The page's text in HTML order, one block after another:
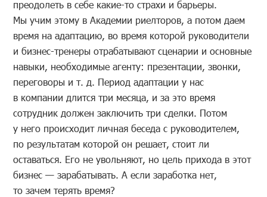
преодолеть в себе какие-то страхи и барьеры.
Мы учим этому в Академии риелторов, а потом даем
время на адаптацию, во время которой руководители
и бизнес-тренеры отрабатывают сценарии и основные
навыки, необходимые агенту: презентации, звонки,
переговоры и т. д. Период адаптации у нас
в компании длится три месяца, и за это время
сотрудник должен заключить три сделки. Потом
у него происходит личная беседа с руководителем,
по результатам которой он решает, стоит ли
оставаться. Его не увольняют, но цель прихода в этот
бизнес — зарабатывать. А если заработка нет,
то зачем терять время?